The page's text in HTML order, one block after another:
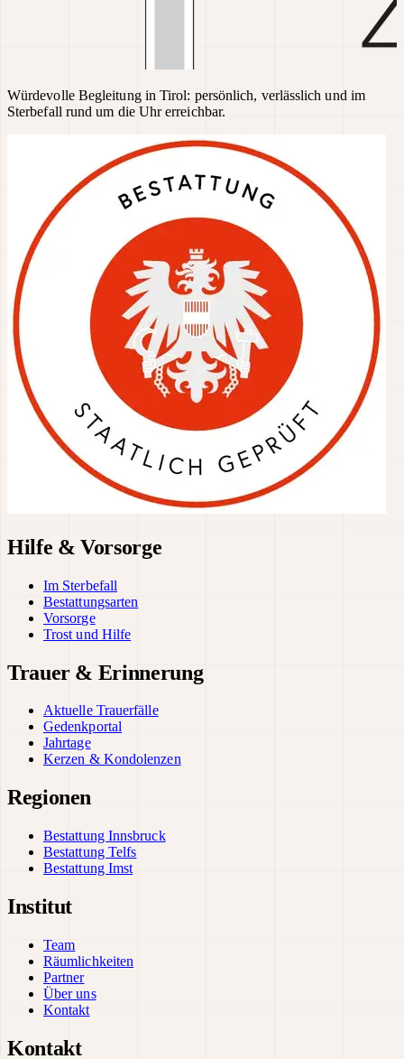
Würdevolle Begleitung in Tirol: persönlich, verlässlich und im
Sterbefall rund um die Uhr erreichbar.
Hilfe & Vorsorge
Im Sterbefall
Bestattungsarten
Vorsorge
Trost und Hilfe
Trauer & Erinnerung
Aktuelle Trauerfälle
Gedenkportal
Jahrtage
Kerzen & Kondolenzen
Regionen
Bestattung Innsbruck
Bestattung Telfs
Bestattung Imst
Institut
Team
Räumlichkeiten
Partner
Über uns
Kontakt
Kontakt